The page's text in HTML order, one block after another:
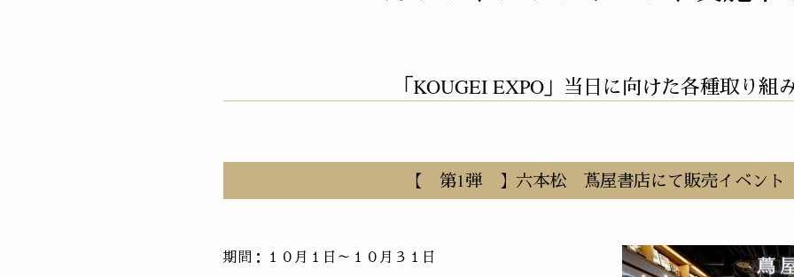
「KOUGEI EXPO」当日に向けた各種取り組
【 第1弾 】六本松 蔦屋書店にて販売イベント
期間：１０月１日～１０月３１日